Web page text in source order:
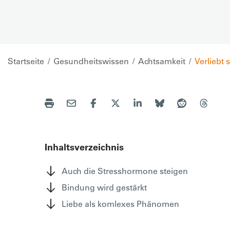
Startseite Gesundheitswissen Achtsamkeit Verliebt
Inhaltsverzeichnis
Auch die Stresshormone steigen
Bindung wird gestärkt
Liebe als komlexes Phänomen